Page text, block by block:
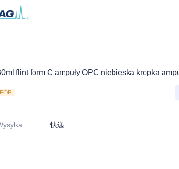
flint form C ampuły OPC niebieska kropka
FOB
: 快递